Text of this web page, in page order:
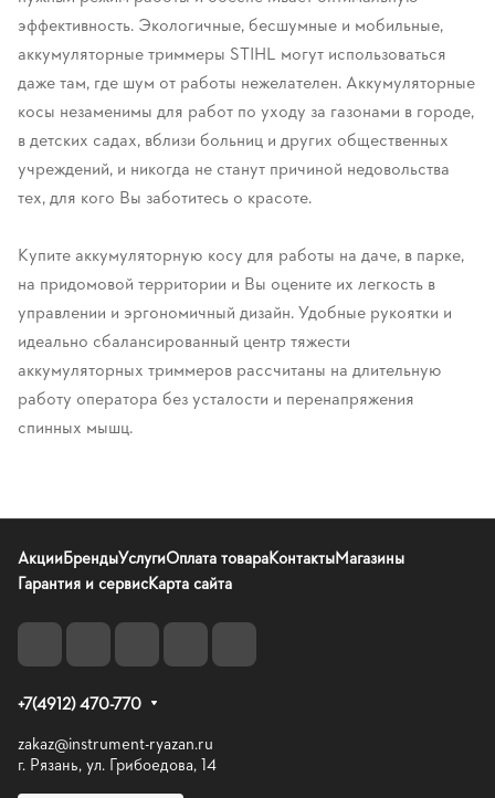
эффективность. Экологичные, бесшумные и мобильные,
аккумуляторные триммеры STIHL могут использоваться
даже там, где шум от работы нежелателен. Аккумуляторные
косы незаменимы для работ по уходу за газонами в городе,
в детских садах, вблизи больниц и других общественных
учреждений, и никогда не станут причиной недовольства
тех, для кого Вы заботитесь о красоте.
Купите аккумуляторную косу для работы на даче, в парке,
на придомовой территории и Вы оцените их легкость в
управлении и эргономичный дизайн. Удобные рукоятки и
идеально сбалансированный центр тяжести
аккумуляторных триммеров рассчитаны на длительную
работу оператора без усталости и перенапряжения
спинных мышц.
АкцииБрендыУслугиОплата товараКонтактыМагазины
Гарантия и сервисКарта сайта
+7(4912) 470-770
zakaz@instrument-ryazan.ru
г. Рязань, ул. Грибоедова, 14